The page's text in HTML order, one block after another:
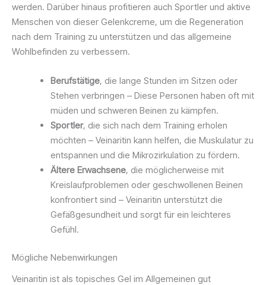
werden. Darüber hinaus profitieren auch Sportler und aktive
Menschen von dieser Gelenkcreme, um die Regeneration
nach dem Training zu unterstützen und das allgemeine
Wohlbefinden zu verbessern.
Berufstätige, die lange Stunden im Sitzen oder
Stehen verbringen – Diese Personen haben oft mit
müden und schweren Beinen zu kämpfen.
Sportler, die sich nach dem Training erholen
möchten – Veinaritin kann helfen, die Muskulatur zu
entspannen und die Mikrozirkulation zu fördern.
Ältere Erwachsene, die möglicherweise mit
Kreislaufproblemen oder geschwollenen Beinen
konfrontiert sind – Veinaritin unterstützt die
Gefäßgesundheit und sorgt für ein leichteres
Gefühl.
Mögliche Nebenwirkungen
Veinaritin ist als topisches Gel im Allgemeinen gut